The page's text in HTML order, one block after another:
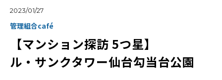
2023/01/27
管理組合café
【マンション探訪 5つ星】
ル・サンクタワー仙台勾当台公園